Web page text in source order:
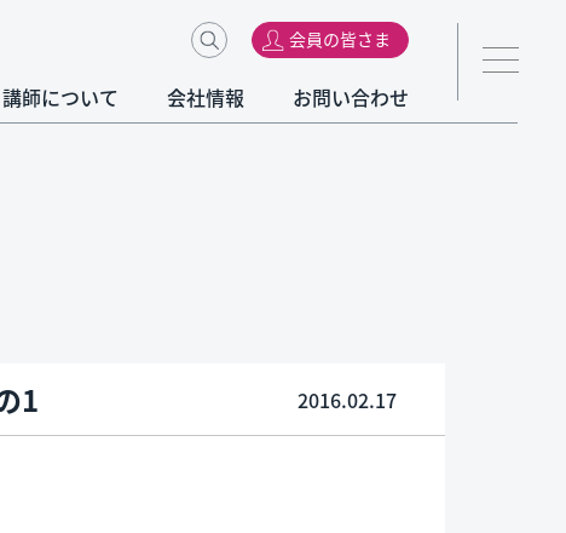
会員の皆さま
講師について 会社情報 お問い合わせ
1 2016.02.17